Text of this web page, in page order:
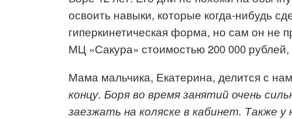
освоить навыки, которые когда-нибудь
гиперкинетическая форма, но сам он не
МЦ «Сакура» стоимостью 200 000
Мама мальчика, Екатерина, делится с
концу. Боряво время занятий очень
заезжать на коляске в кабинет. Также у